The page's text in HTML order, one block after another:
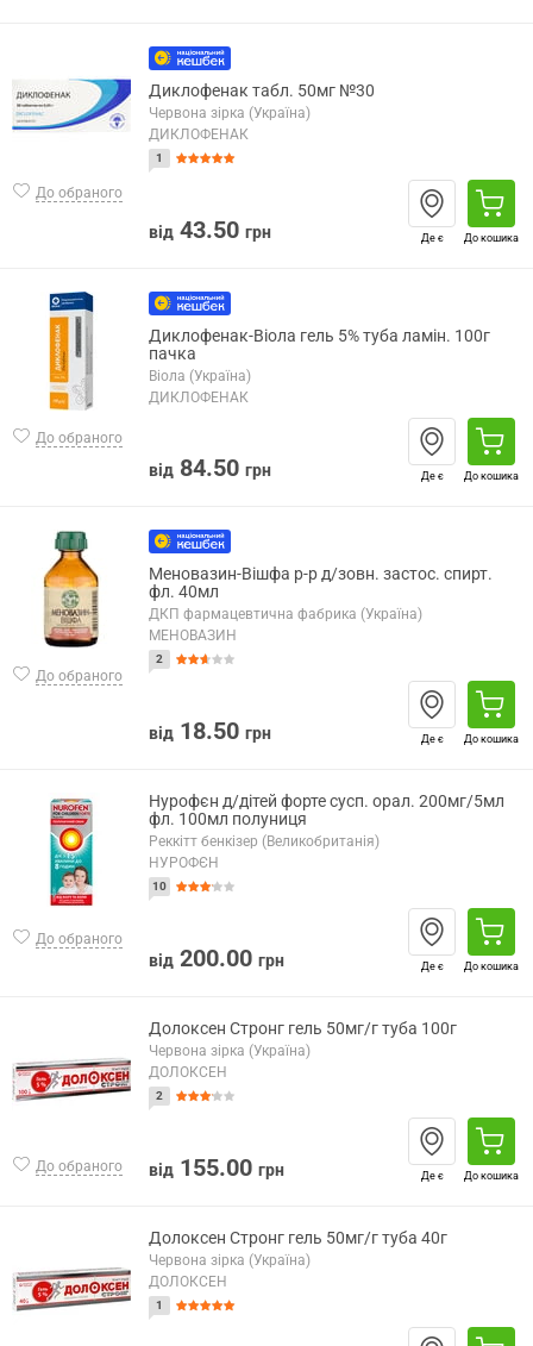
До обраного
Диклофенак табл. 50мг №30
Червона зірка (Україна)
ДИКЛОФЕНАК
1
від 43.50 грн Де є До кошика
До обраного
Диклофенак-Віола гель 5% туба ламін. 100г
пачка
Віола (Україна)
ДИКЛОФЕНАК
від 84.50 грн Де є До кошика
До обраного
Меновазин-Вішфа р-р д/зовн. застос. спирт.
фл. 40мл
ДКП фармацевтична фабрика (Україна)
МЕНОВАЗИН
2
від 18.50 грн Де є До кошика
До обраного
Нурофєн д/дітей форте сусп. орал. 200мг/5мл
фл. 100мл полуниця
Реккітт бенкізер (Великобританія)
НУРОФЄН
10
від 200.00 грн Де є До кошика
До обраного
Долоксен Стронг гель 50мг/г туба 100г
Червона зірка (Україна)
ДОЛОКСЕН
2
від 155.00 грн Де є До кошика
Долоксен Стронг гель 50мг/г туба 40г
Червона зірка (Україна)
ДОЛОКСЕН
1